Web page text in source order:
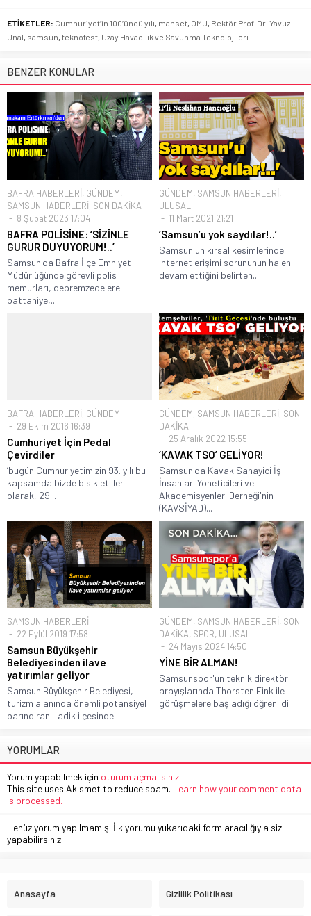
ETİKETLER: Cumhuriyet’in 100’üncü yılı, manset, OMÜ, Rektör Prof. Dr. Yavuz
Ünal, samsun, teknofest, Uzay Havacılık ve Savunma Teknolojileri
BENZER KONULAR
BAFRA HABERLERİ, GÜNDEM,
SAMSUN HABERLERİ, SON DAKİKA
8 Şubat 2023 17:04
BAFRA POLİSİNE: ‘SİZİNLE
GURUR DUYUYORUM!..’
Samsun'da Bafra İlçe Emniyet
Müdürlüğünde görevli polis
memurları, depremzedelere
battaniye,...
GÜNDEM, SAMSUN HABERLERİ,
ULUSAL
11 Mart 2021 21:21
‘Samsun’u yok saydılar!..’
Samsun'un kırsal kesimlerinde
internet erişimi sorununun halen
devam ettiğini belirten...
BAFRA HABERLERİ, GÜNDEM
29 Ekim 2016 16:39
Cumhuriyet İçin Pedal
Çevirdiler
’bugün Cumhuriyetimizin 93. yılı bu
kapsamda bizde bisikletliler
olarak, 29...
GÜNDEM, SAMSUN HABERLERİ, SON
DAKİKA
25 Aralık 2022 15:55
‘KAVAK TSO’ GELİYOR!
Samsun'da Kavak Sanayici İş
İnsanları Yöneticileri ve
Akademisyenleri Derneği'nin
(KAVSİYAD)...
SAMSUN HABERLERİ
22 Eylül 2019 17:58
Samsun Büyükşehir
Belediyesinden ilave
yatırımlar geliyor
Samsun Büyükşehir Belediyesi,
turizm alanında önemli potansiyel
barındıran Ladik ilçesinde...
GÜNDEM, SAMSUN HABERLERİ, SON
DAKİKA, SPOR, ULUSAL
24 Mayıs 2024 14:50
YİNE BİR ALMAN!
Samsunspor'un teknik direktör
arayışlarında Thorsten Fink ile
görüşmelere başladığı öğrenildi
YORUMLAR
Yorum yapabilmek için oturum açmalısınız.
This site uses Akismet to reduce spam. Learn how your comment data
is processed.
Henüz yorum yapılmamış. İlk yorumu yukarıdaki form aracılığıyla siz
yapabilirsiniz.
Anasayfa Gizlilik Politikası